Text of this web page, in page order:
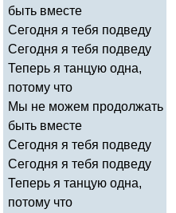
быть вместе
Сегодня я тебя подведу
Сегодня я тебя подведу
Теперь я танцую одна,
потому что
Мы не можем продолжать
быть вместе
Сегодня я тебя подведу
Сегодня я тебя подведу
Теперь я танцую одна,
потому что